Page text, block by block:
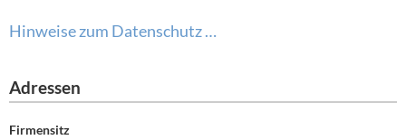
Hinweise zum Datenschutz …
Adressen
Firmensitz